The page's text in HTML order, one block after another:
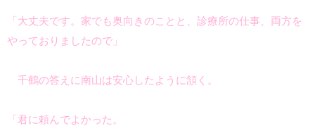
「大丈夫です。家でも奥向きのことと、診療所の仕事、両方を
やっておりましたので」
千鶴の答えに南山は安心したように頷く。
「君に頼んでよかった。